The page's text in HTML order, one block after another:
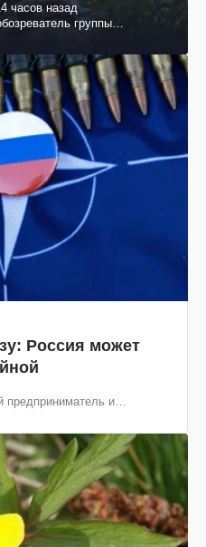
часов назад
группы
Россия может
предприниматель и